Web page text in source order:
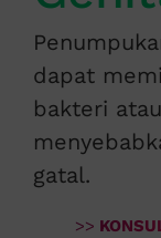
dapat
bakteri
gatal.
>>